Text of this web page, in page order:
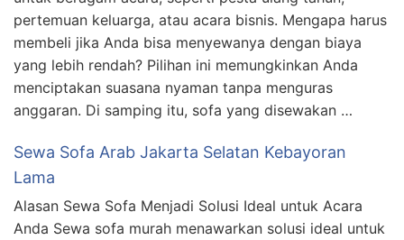
pertemuan keluarga, atau acara bisnis. Mengapa harus
membeli jika Anda bisa menyewanya dengan biaya
yang lebih rendah? Pilihan ini memungkinkan Anda
menciptakan suasana nyaman tanpa menguras
anggaran. Di samping itu, sofa yang disewakan …
Sewa Sofa Arab Jakarta Selatan Kebayoran
Lama
Alasan Sewa Sofa Menjadi Solusi Ideal untuk Acara
Anda Sewa sofa murah menawarkan solusi ideal untuk